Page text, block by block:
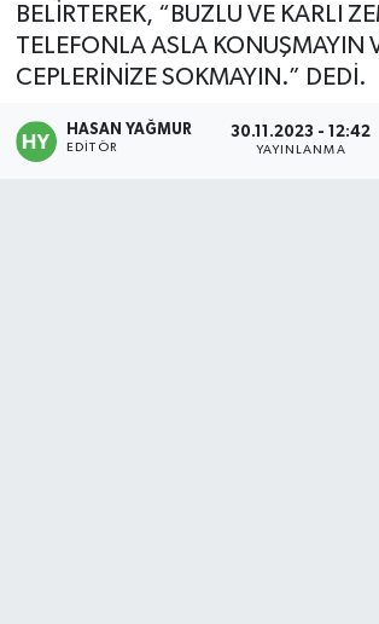
BELİRTEREK, “BUZLU VE KARLI
TELEFONLA ASLA KONUŞMAYIN
CEPLERİNİZE SOKMAYIN.” DEDİ.
HASAN YAĞMUR
EDITÖR
30.11.2023 - 12:42
YAYINLANMA
Kültür & Sanat
Magazin
Politika
Son Dakika Haberleri
Haber Arşivi